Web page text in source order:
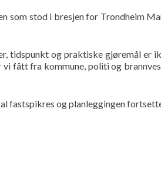
stod i bresjen for Trondheim
tidspunkt og praktiske gjøremål
fått fra kommune, politi og
fastspikres og planleggingen